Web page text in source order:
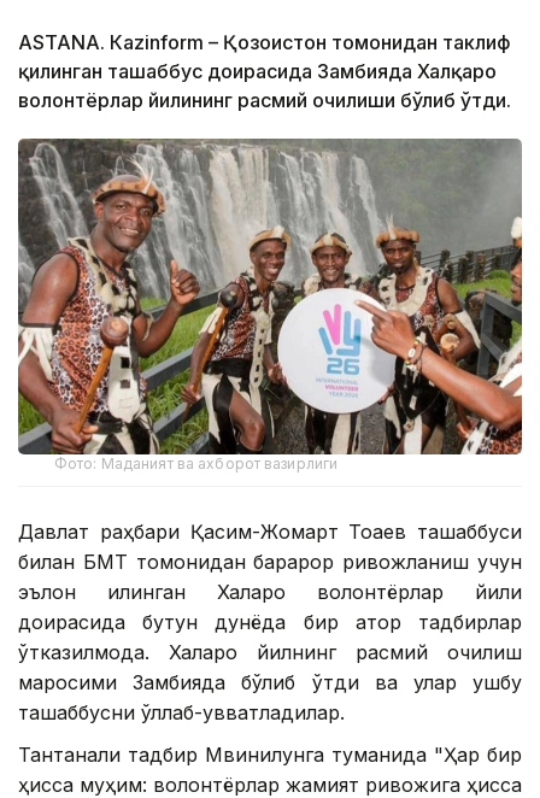
ASTANA. Кazinform – Қозоғистон томонидан таклиф
қилинган ташаббус доирасида Замбияда Халқаро
волонтёрлар йилининг расмий очилиши бўлиб ўтди.
Фото: Маданият ва ахборот вазирлиги
Давлат раҳбари Қасим-Жомарт Тоқаев ташаббуси
билан БМТ томонидан барқарор ривожланиш учун
эълон қилинган Халқаро волонтёрлар йили
доирасида бутун дунёда бир қатор тадбирлар
ўтказилмоқда. Халқаро йилнинг расмий очилиш
маросими Замбияда бўлиб ўтди ва улар ушбу
ташаббусни қўллаб-қувватладилар.
Тантанали тадбир Мвинилунга туманида "Ҳар бир
ҳисса муҳим: волонтёрлар жамият ривожига ҳисса